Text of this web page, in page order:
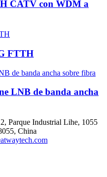
CATV con WDM a
FTTH
LNB de banda ancha
Parque Industrial Lihe, 1055
China